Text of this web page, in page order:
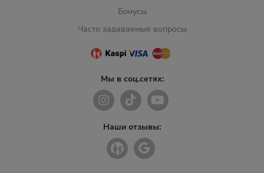
Бонусы
Часто задаваемые вопросы
Мы в соц.сетях:
Наши отзывы: